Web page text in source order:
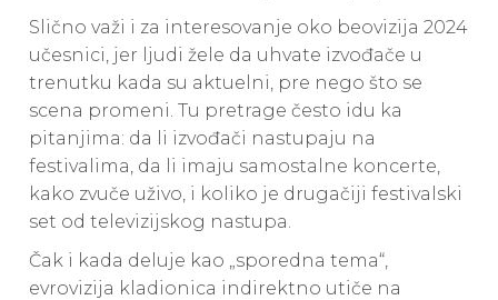
Slično važi i za interesovanje oko beovizija 2024
učesnici, jer ljudi žele da uhvate izvođače u
trenutku kada su aktuelni, pre nego što se
scena promeni. Tu pretrage često idu ka
pitanjima: da li izvođači nastupaju na
festivalima, da li imaju samostalne koncerte,
kako zvuče uživo, i koliko je drugačiji festivalski
set od televizijskog nastupa.
Čak i kada deluje kao „sporedna tema“,
evrovizija kladionica indirektno utiče na